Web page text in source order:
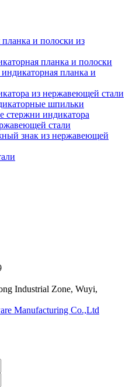
и полоски из
планка и полоски
планка и
из нержавеющей стали
шпильки
индикатора
стали
знак из нержавеющей
Industrial Zone, Wuyi,